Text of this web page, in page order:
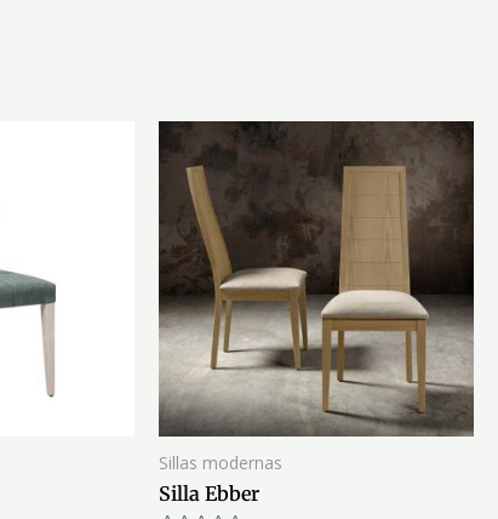
Sillas modernas
Silla Ebber